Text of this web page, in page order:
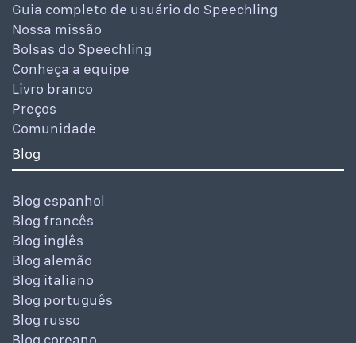
Guia completo de usuário do Speechling
Nossa missão
Bolsas do Speechling
Conheça a equipe
Livro branco
Preços
Comunidade
Blog
Blog espanhol
Blog francês
Blog inglês
Blog alemão
Blog italiano
Blog português
Blog russo